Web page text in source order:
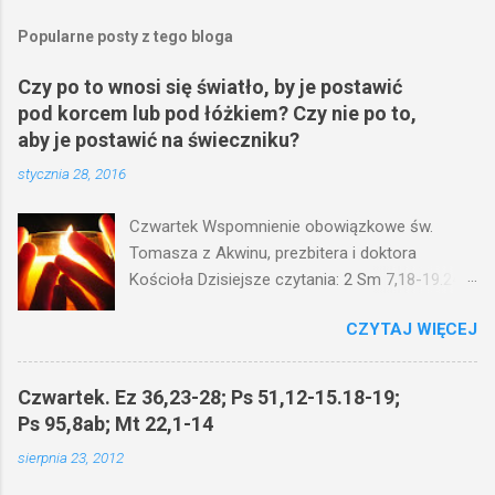
Popularne posty z tego bloga
Czy po to wnosi się światło, by je postawić
pod korcem lub pod łóżkiem? Czy nie po to,
aby je postawić na świeczniku?
stycznia 28, 2016
Czwartek Wspomnienie obowiązkowe św.
Tomasza z Akwinu, prezbitera i doktora
Kościoła Dzisiejsze czytania: 2 Sm 7,18-19.24-
(Mk 4,21-25) Jezus mówił ludowi: Czy po to
wnosi się światło, by je postawić pod korcem
lub pod łóżkiem? Czy nie po to, aby je postawić
na świeczniku? Nie ma bowiem nic ukrytego, co
by nie miało wyjść na jaw. Kto ma uszy do
CZYTAJ WIĘCEJ
Czwartek. Ez 36,23-28; Ps 51,12-15.18-19;
Ps 95,8ab; Mt 22,1-14
sierpnia 23, 2012